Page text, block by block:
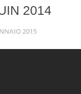
2014
2015